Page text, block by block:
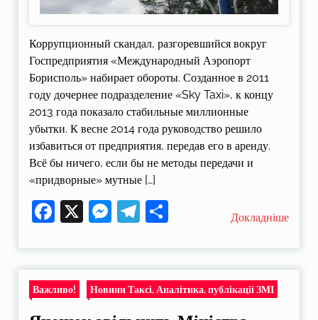
Коррупционный скандал, разгоревшийся вокруг
Госпредприятия «Международный Аэропорт
Борисполь» набирает обороты. Созданное в 2011
году дочернее подразделение «Sky Taxi», к концу
2013 года показало стабильные миллионные
убытки. К весне 2014 года руководство решило
избавиться от предприятия, передав его в аренду.
Всё бы ничего, если бы не методы передачи и
«придворные» мутные […]
Facebook
X Messenger
Telegram
Поділитися
Докладніше
Важливо! Новини Таксі, Аналітика, публікації ЗМІ